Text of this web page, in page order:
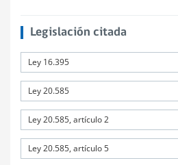
Legislación citada
Ley 16.395
Ley 20.585
Ley 20.585, artículo 2
Ley 20.585, artículo 5